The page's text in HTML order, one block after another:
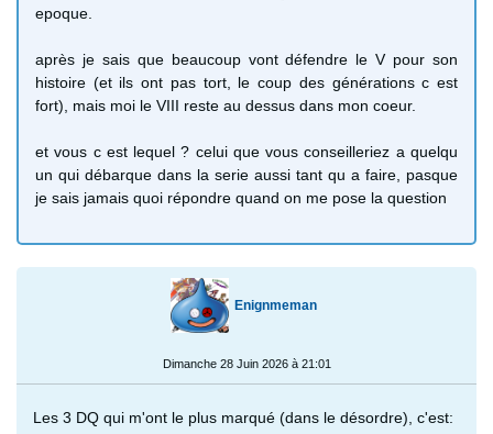
epoque.
après je sais que beaucoup vont défendre le V pour son
histoire (et ils ont pas tort, le coup des générations c est
fort), mais moi le VIII reste au dessus dans mon coeur.
et vous c est lequel ? celui que vous conseilleriez a quelqu
un qui débarque dans la serie aussi tant qu a faire, pasque
je sais jamais quoi répondre quand on me pose la question
Enignmeman
Dimanche 28 Juin 2026 à 21:01
Les 3 DQ qui m'ont le plus marqué (dans le désordre), c'est: